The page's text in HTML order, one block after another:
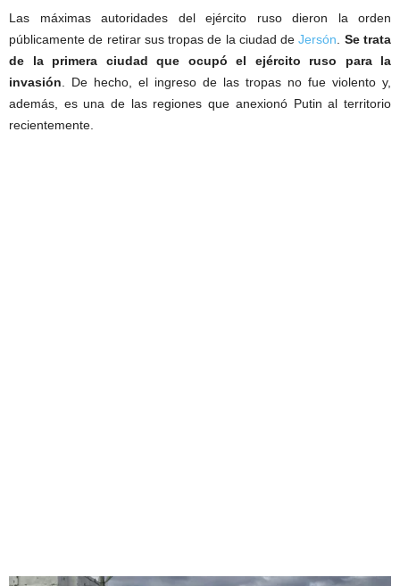
Las máximas autoridades del ejército ruso dieron la orden
públicamente de retirar sus tropas de la ciudad deJersón
Se trata
de la primera ciudad que ocupó el ejército ruso para la
invasión . De hecho, el ingreso de las tropas no fue violento y,
además, es una de las regiones que anexionó Putin al territorio
recientemente.